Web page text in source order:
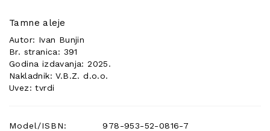
Tamne aleje
Autor: Ivan Bunjin
Br. stranica: 391
Godina izdavanja: 2025.
Nakladnik: V.B.Z. d.o.o.
Uvez: tvrdi
Model/ISBN:
978-953-52-0816-7